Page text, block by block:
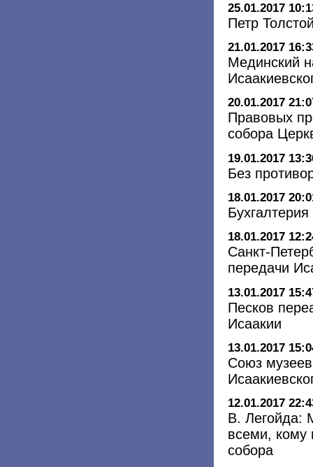
25.01.2017
Петр
21.01.2017
Мединский
20.01.2017
Правовых
собора
19.01.2017
Без
18.01.2017
18.01.2017
Санкт-
передачи
13.01.2017
Песков
Исаакии
13.01.2017
Союз
12.01.2017
В. Легойда:
всеми, кому
собора